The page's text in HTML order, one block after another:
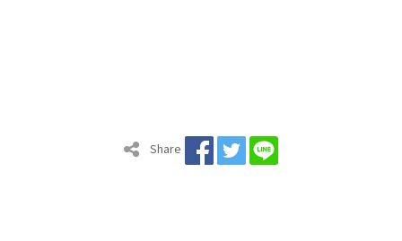
Share